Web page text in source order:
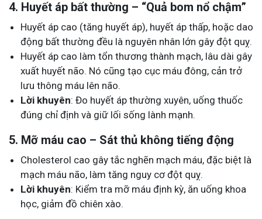
4. Huyết áp bất thường – “Quả bom nổ chậm”
Huyết áp cao (tăng huyết áp), huyết áp thấp, hoặc dao
động bất thường đều là nguyên nhân lớn gây đột quỵ.
Huyết áp cao làm tổn thương thành mạch, lâu dài gây
xuất huyết não. Nó cũng tạo cục máu đông, cản trở
lưu thông máu lên não.
Lời khuyên: Đo huyết áp thường xuyên, uống thuốc
đúng chỉ định và giữ lối sống lành mạnh.
5. Mỡ máu cao – Sát thủ không tiếng động
Cholesterol cao gây tắc nghẽn mạch máu, đặc biệt là
mạch máu não, làm tăng nguy cơ đột quỵ.
Lời khuyên: Kiểm tra mỡ máu định kỳ, ăn uống khoa
học, giảm đồ chiên xào.